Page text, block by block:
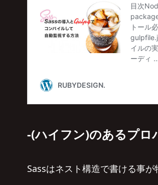
-(ハイフン)のあるプロ
Sassはネスト構造で書ける事